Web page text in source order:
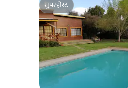
सुपरहोस्ट
सुपरहोस्ट